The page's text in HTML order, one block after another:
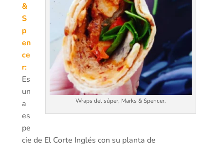
Wraps del súper, Marks & Spencer.
&
S
p
en
ce
r:
Es
un
a
es
pe
cie de El Corte Inglés con su planta de